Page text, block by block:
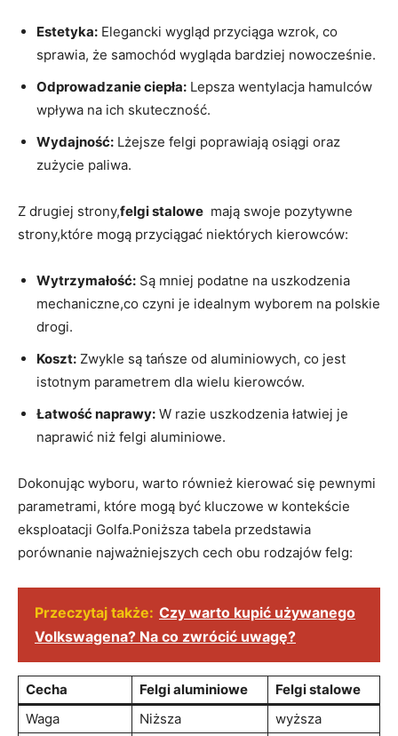
Estetyka: Elegancki wygląd przyciąga wzrok, co
sprawia, że samochód wygląda bardziej nowocześnie.
Odprowadzanie ciepła: Lepsza wentylacja hamulców
wpływa ‌na ich skuteczność.
Wydajność: Lżejsze felgi poprawiają osiągi ‌oraz
zużycie paliwa.
Z​ drugiej strony,felgi stalowe ​ mają swoje​ pozytywne
strony,które mogą‌ przyciągać niektórych⁢ kierowców:
Wytrzymałość: Są mniej podatne​ na uszkodzenia⁤
mechaniczne,co ​czyni je idealnym wyborem na ​polskie
drogi.
Koszt: Zwykle są tańsze od⁢ aluminiowych, co​ jest⁣
istotnym parametrem dla wielu kierowców.
Łatwość naprawy: ⁢W ⁢razie uszkodzenia łatwiej je
naprawić niż⁢ felgi aluminiowe.
Dokonując wyboru, warto również kierować się pewnymi
parametrami, które mogą być⁢ kluczowe w kontekście
eksploatacji Golfa.Poniższa tabela przedstawia
⁣porównanie najważniejszych⁢ cech ⁣obu rodzajów felg:
Przeczytaj także: Czy warto kupić używanego
Volkswagena? Na co zwrócić uwagę?
Cecha Felgi aluminiowe
Felgi stalowe
Waga
Niższa
wyższa